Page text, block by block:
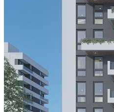
¿Querés ayuda
proyecto ideal